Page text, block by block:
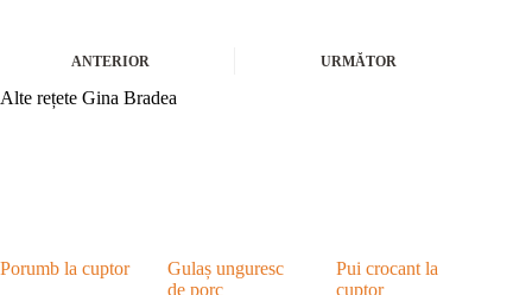
ANTERIOR URMĂTOR
Alte rețete Gina Bradea
Porumb la cuptor
Gulaș unguresc
de porc
Pui crocant la
cuptor